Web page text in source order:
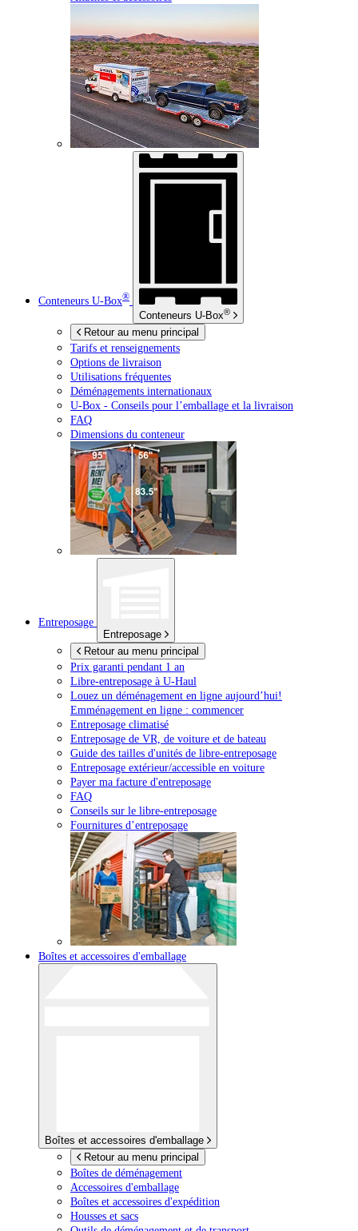
Conteneurs U-Box®
Conteneurs U-Box®
Retour au menu principal
Tarifs et renseignements
Options de livraison
Utilisations fréquentes
Déménagements internationaux
U-Box - Conseils pour l’emballage et la livraison
FAQ
Dimensions du conteneur
Entreposage
Entreposage
Retour au menu principal
Prix garanti pendant 1 an
Libre-entreposage à U-Haul
Louez un déménagement en ligne aujourd’hui!
Emménagement en ligne : commencer
Entreposage climatisé
Entreposage de VR, de voiture et de bateau
Guide des tailles d'unités de libre-entreposage
Entreposage extérieur/accessible en voiture
Payer ma facture d'entreposage
FAQ
Conseils sur le libre-entreposage
Fournitures d’entreposage
Boîtes et accessoires d'emballage
Boîtes et accessoires d'emballage
Retour au menu principal
Boîtes de déménagement
Accessoires d'emballage
Boîtes et accessoires d'expédition
Housses et sacs